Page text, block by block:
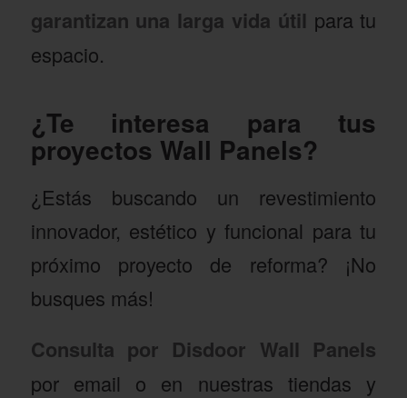
garantizan una larga vida útil para tu
espacio.
¿Te interesa para tus
proyectos Wall Panels?
¿Estás buscando un revestimiento
innovador, estético y funcional para tu
próximo proyecto de reforma? ¡No
busques más!
Consulta por Disdoor Wall Panels
por email o en nuestras tiendas y